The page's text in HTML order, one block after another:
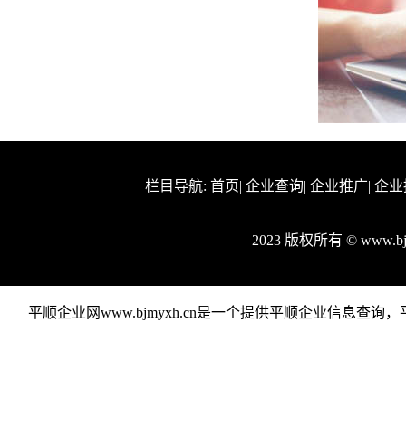
栏目导航: 首页| 企业查询| 企业推广| 企
2023 版权所有 ©
平顺企业网www.bjmyxh.cn是一个提供平顺企业信息查询